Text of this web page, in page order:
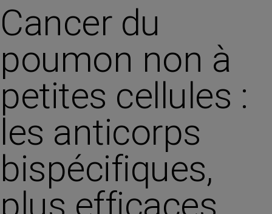
Cancer du
poumon non à
petites cellules :
les anticorps
bispécifiques,
plus efficaces